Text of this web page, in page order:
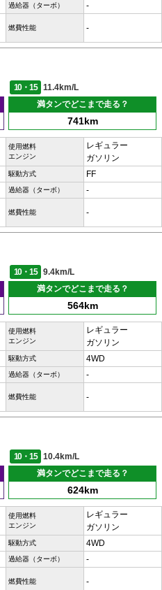
過給器（ターボ） -
燃費性能 -
10・15
11.4km/L
満タンでどこまで走る？
741km
使用燃料
エンジン
レギュラー
ガソリン
駆動方式 FF
過給器（ターボ） -
燃費性能 -
10・15
9.4km/L
満タンでどこまで走る？
564km
使用燃料
エンジン
レギュラー
ガソリン
駆動方式 4WD
過給器（ターボ） -
燃費性能 -
10・15
10.4km/L
満タンでどこまで走る？
624km
使用燃料
エンジン
レギュラー
ガソリン
駆動方式 4WD
過給器（ターボ） -
燃費性能 -